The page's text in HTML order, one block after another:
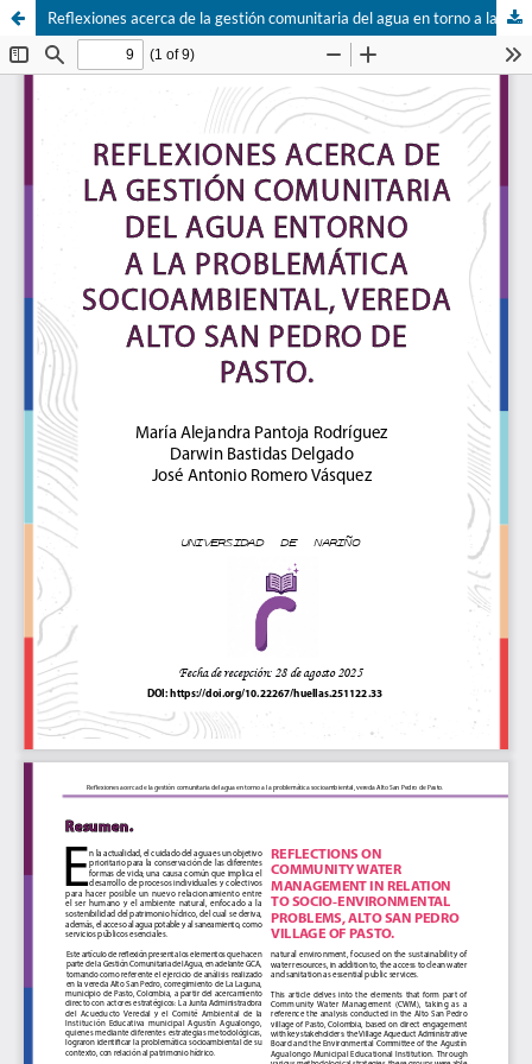
Reflexiones acerca de la gestión comunitaria del agua en torno a la problemática socioambiental, vereda Alto San Pedro de Pasto.